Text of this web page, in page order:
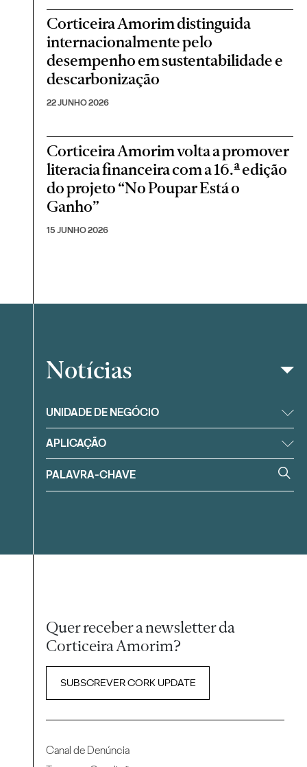
Corticeira Amorim distinguida
internacionalmente pelo
desempenho em sustentabilidade e
descarbonização
22 JUNHO 2026
Corticeira Amorim volta a promover
literacia financeira com a 16.ª edição
do projeto “No Poupar Está o
Ganho”
15 JUNHO 2026
Filtrar
Notícias
UNIDADE DE NEGÓCIO
APLICAÇÃO
Quer receber a newsletter da
Corticeira Amorim?
SUBSCREVER CORK UPDATE
Canal de Denúncia